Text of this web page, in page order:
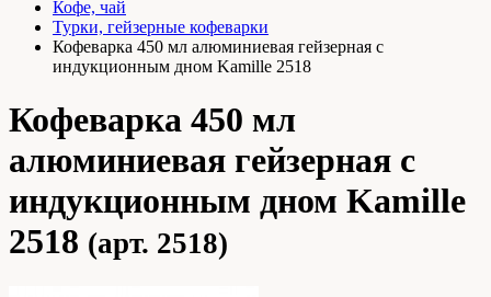
Кофе, чай
Турки, гейзерные кофеварки
Кофеварка 450 мл алюминиевая гейзерная с
индукционным дном Kamille 2518
Кофеварка 450 мл
алюминиевая гейзерная с
индукционным дном Kamille
2518 (арт. 2518)